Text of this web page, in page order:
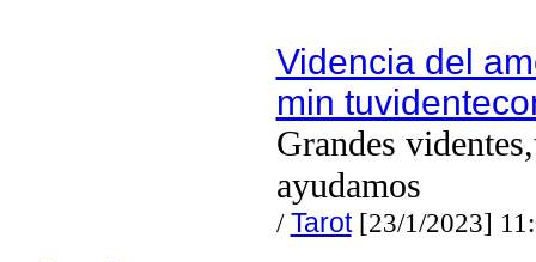
Videncia del
min
Grandes
ayudamos
/Tarot[23/1/2023]